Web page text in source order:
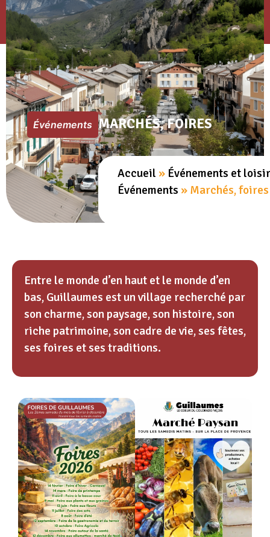
Événements MARCHÉS, FOIRES
Accueil » Événements et
Événements » Marchés, foires
Entre le monde d’en haut et le monde d’en
bas, Guillaumes est un village recherché par
son charme, son paysage, son histoire, son
riche patrimoine, son cadre de vie, ses fêtes,
ses foires et ses traditions.